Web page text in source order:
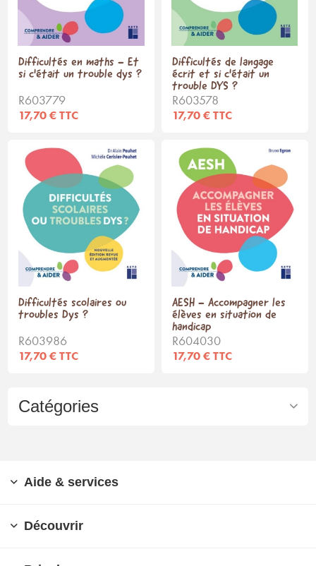
Catégories
Difficultés en maths - Et
si c'était un trouble dys ?
R603779
17,70 € TTC
Difficultés de langage
écrit et si c'était un
trouble DYS ?
R603578
17,70 € TTC
Difficultés scolaires ou
troubles Dys ?
R603986
17,70 € TTC
AESH - Accompagner les
élèves en situation de
handicap
R604030
17,70 € TTC
Aide & services
Découvrir